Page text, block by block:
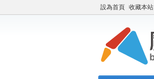
設為首頁 收藏本站